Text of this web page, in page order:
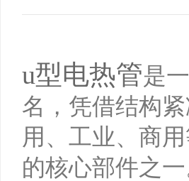
u型电热管是
名，凭借结构
用、工业、商
的核心部件之一